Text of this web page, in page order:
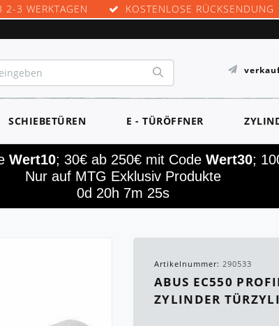
2-3 WERKTAGEN KOSTENLOSE RÜCKSENDUNG
SCHIEBETÜREN E - TÜRÖFFNER
Wert10; 30€ ab 250€ mit Code Wert30;
Nur auf MTG Exklusiv Produkte
0d 20h 7m 23s
Artikelnummer: 290533
ABUS EC550
YLINDER